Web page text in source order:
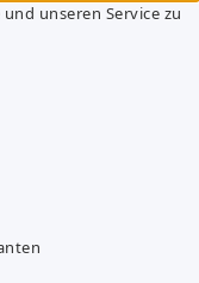
unseren Service zu